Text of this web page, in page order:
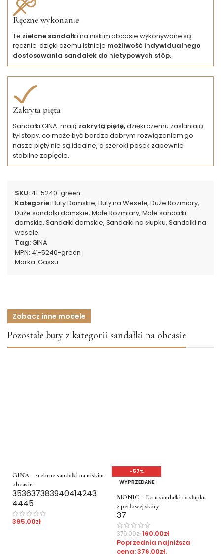
Ręczne wykonanie
Te zielone sandałki na niskim obcasie wykonywane są
ręcznie, dzięki czemu istnieje możliwość indywidualnego
dostosowania sandałek do nietypowych stóp.
Zakryta pięta
Sandałki GINA mają zakrytą piętę,dzięki czemu zasłaniają
tył stopy, co może być bardzo dobrym rozwiązaniem go
nasze pięty nie są idealne, a szeroki pasek zapewnie
stabilne zapięcie.
SKU: 41-5240-green
Kategorie:Buty Damskie, Buty na Wesele, Duże Rozmiary,
Duże sandałki damskie, Małe Rozmiary, Małe sandałki
damskie, Sandałki damskie, Sandałki na słupku, Sandałki na
wesele
Tag:GINA
MPN: 41-5240-green
Marka: Gassu
Zobacz inne modele
Pozostałe buty z kategorii sandałki na obcasie
GINA – srebrne sandałki na niskim
obcasie
353637383940414243
4445
395.00zł
-57%
WYPRZEDANE
MONIC – Ecru sandałki na słupku
z perłowej skóry
37
376.00zł160.00zł
Poprzednia najniższa
cena:376.00zł.